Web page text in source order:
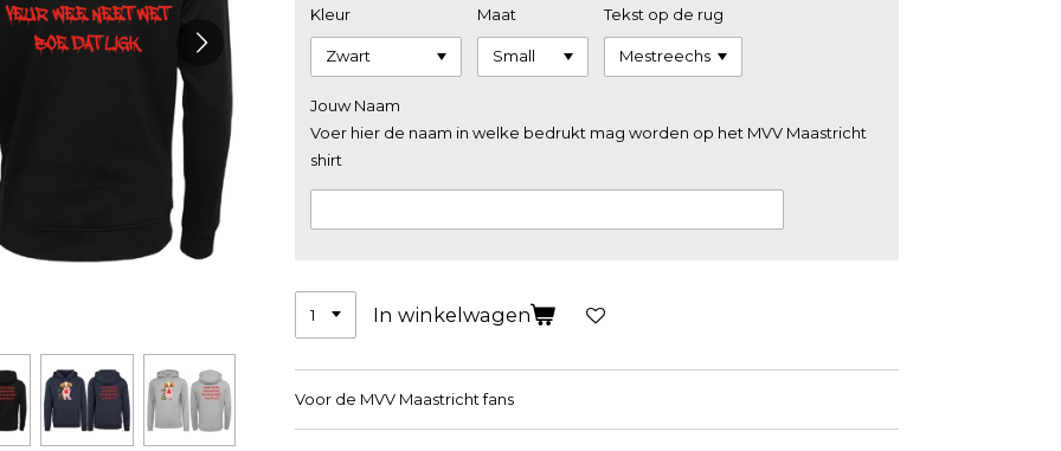
Kleur Maat Tekst op de rug
Jouw Naam
Voer hier de naam in welke bedrukt mag worden op het MVV Maastricht
shirt
In winkelwagen
Voor de MVV Maastricht fans